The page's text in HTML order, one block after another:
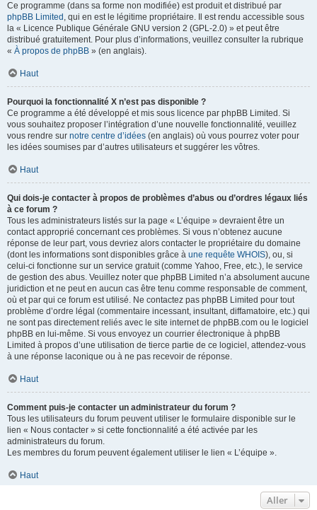
Ce programme (dans sa forme non modifiée) est produit et distribué par
phpBB Limited , qui en est le légitime propriétaire. Il est rendu accessible sous
la « Licence Publique Générale GNU version 2 (GPL-2.0) » et peut être
distribué gratuitement. Pour plus d’informations, veuillez consulter la rubrique
« À propos de phpBB » (en anglais).
Haut
Pourquoi la fonctionnalité X n’est pas disponible ?
Ce programme a été développé et mis sous licence par phpBB Limited. Si
vous souhaitez proposer l’intégration d’une nouvelle fonctionnalité, veuillez
vous rendre sur notre centre d’idées (en anglais) où vous pourrez voter pour
les idées soumises par d’autres utilisateurs et suggérer les vôtres.
Haut
Qui dois-je contacter à propos de problèmes d’abus ou d’ordres légaux liés
à ce forum ?
Tous les administrateurs listés sur la page « L’équipe » devraient être un
contact approprié concernant ces problèmes. Si vous n’obtenez aucune
réponse de leur part, vous devriez alors contacter le propriétaire du domaine
(dont les informations sont disponibles grâce à une requête WHOIS), ou, si
celui-ci fonctionne sur un service gratuit (comme Yahoo, Free, etc.), le service
de gestion des abus. Veuillez noter que phpBB Limited n’a absolument aucune
juridiction et ne peut en aucun cas être tenu comme responsable de comment,
où et par qui ce forum est utilisé. Ne contactez pas phpBB Limited pour tout
problème d’ordre légal (commentaire incessant, insultant, diffamatoire, etc.) qui
ne sont pas directement reliés avec le site internet de phpBB.com ou le logiciel
phpBB en lui-même. Si vous envoyez un courrier électronique à phpBB
Limited à propos d’une utilisation de tierce partie de ce logiciel, attendez-vous
à une réponse laconique ou à ne pas recevoir de réponse.
Haut
Comment puis-je contacter un administrateur du forum ?
Tous les utilisateurs du forum peuvent utiliser le formulaire disponible sur le
lien « Nous contacter » si cette fonctionnalité a été activée par les
administrateurs du forum.
Les membres du forum peuvent également utiliser le lien « L’équipe ».
Haut
Aller